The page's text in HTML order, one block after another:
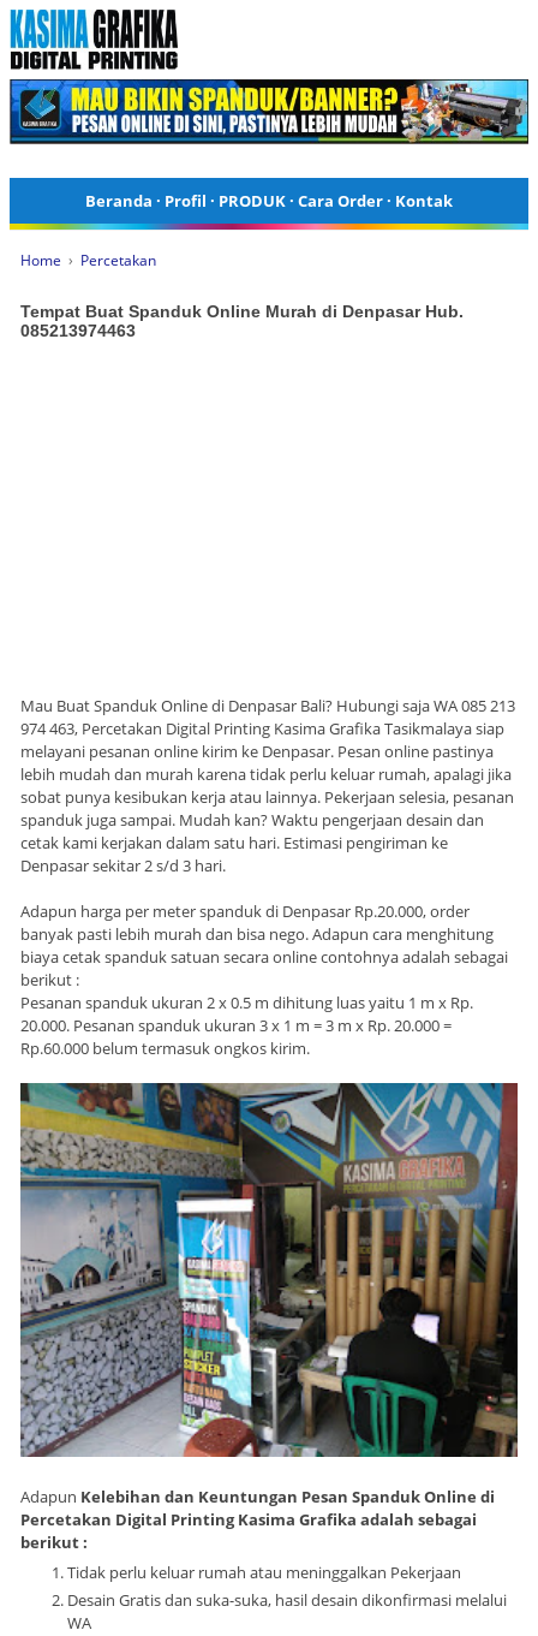
Beranda · Profil · PRODUK· Cara Order· Kontak
Home › Percetakan
Tempat Buat Spanduk Online Murah di Denpasar Hub.
085213974463
Mau Buat Spanduk Online di Denpasar Bali? Hubungi saja WA 085 213
974 463, Percetakan Digital Printing Kasima Grafika Tasikmalaya siap
melayani pesanan online kirim ke Denpasar. Pesan online pastinya
lebih mudah dan murah karena tidak perlu keluar rumah, apalagi jika
sobat punya kesibukan kerja atau lainnya. Pekerjaan selesia, pesanan
spanduk juga sampai. Mudah kan? Waktu pengerjaan desain dan
cetak kami kerjakan dalam satu hari. Estimasi pengiriman ke
Denpasar sekitar 2 s/d 3 hari.
Adapun harga per meter spanduk di Denpasar Rp.20.000, order
banyak pasti lebih murah dan bisa nego. Adapun cara menghitung
biaya cetak spanduk satuan secara online contohnya adalah sebagai
berikut :
Pesanan spanduk ukuran 2 x 0.5 m dihitung luas yaitu 1 m x Rp.
20.000. Pesanan spanduk ukuran 3 x 1 m = 3 m x Rp. 20.000 =
Rp.60.000 belum termasuk ongkos kirim.
Adapun Kelebihan dan Keuntungan Pesan Spanduk Online di
Percetakan Digital Printing Kasima Grafika adalah sebagai
berikut :
Tidak perlu keluar rumah atau meninggalkan Pekerjaan
Desain Gratis dan suka-suka, hasil desain dikonfirmasi melalui
WA